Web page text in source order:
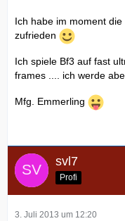
Ich habe im moment
zufrieden
Ich spiele Bf3 auf fast
frames .... ich werde
Mfg. Emmerling
svl7
Profi
3. Juli 2013 um 12:20